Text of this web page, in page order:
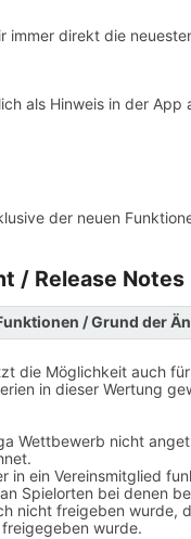
direkt die
als Hinweis in der
der neuen
/ Release Notes
/ Grund der
die Möglichkeit auch
in dieser Wertung
Wettbewerb nicht
in ein Vereinsmitglied
Spielorten bei denen
nicht freigeben wurde,
wurde.